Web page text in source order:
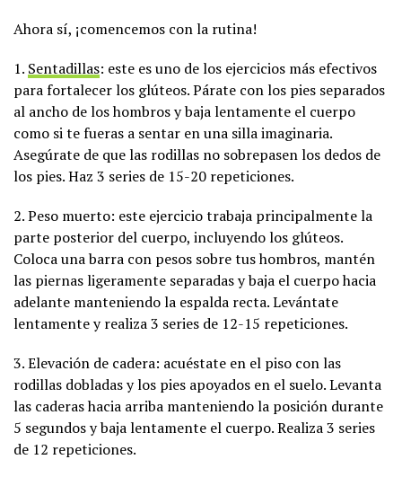
Ahora sí, ¡comencemos con la rutina!
1. Sentadillas: este es uno de los ejercicios más efectivos
para fortalecer los glúteos. Párate con los pies separados
al ancho de los hombros y baja lentamente el cuerpo
como si te fueras a sentar en una silla imaginaria.
Asegúrate de que las rodillas no sobrepasen los dedos de
los pies. Haz 3 series de 15-20 repeticiones.
2. Peso muerto: este ejercicio trabaja principalmente la
parte posterior del cuerpo, incluyendo los glúteos.
Coloca una barra con pesos sobre tus hombros, mantén
las piernas ligeramente separadas y baja el cuerpo hacia
adelante manteniendo la espalda recta. Levántate
lentamente y realiza 3 series de 12-15 repeticiones.
3. Elevación de cadera: acuéstate en el piso con las
rodillas dobladas y los pies apoyados en el suelo. Levanta
las caderas hacia arriba manteniendo la posición durante
5 segundos y baja lentamente el cuerpo. Realiza 3 series
de 12 repeticiones.